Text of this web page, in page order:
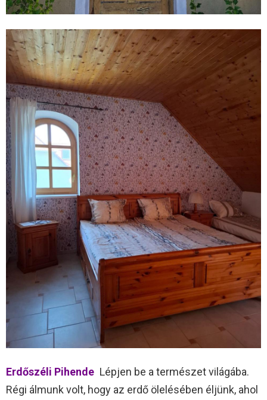
Erdőszéli Pihende Lépjen be a természet világába.
Régi álmunk volt, hogy az erdő ölelésében éljünk, ahol